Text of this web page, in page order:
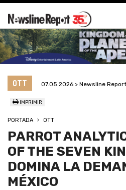
OTT 07.05.2026 > Newsline Report
IMPRIMIR
PORTADA OTT
PARROT
OF THE SEVEN
DOMINA LA
MÉXICO